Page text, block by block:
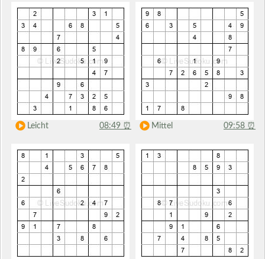
Leicht 08:49 ⏰ Mittel 09:58 ⏰